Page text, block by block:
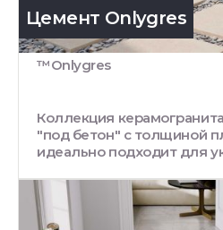
Цемент Onlygres
™Onlygres
Коллекция
"под бетон" с толщиной
идеально подходит для